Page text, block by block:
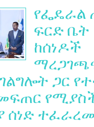
የፌዴራል
ፍርድ ቤት
ከሰነዶች
ጋር
ሰነድ ተፈራረመ